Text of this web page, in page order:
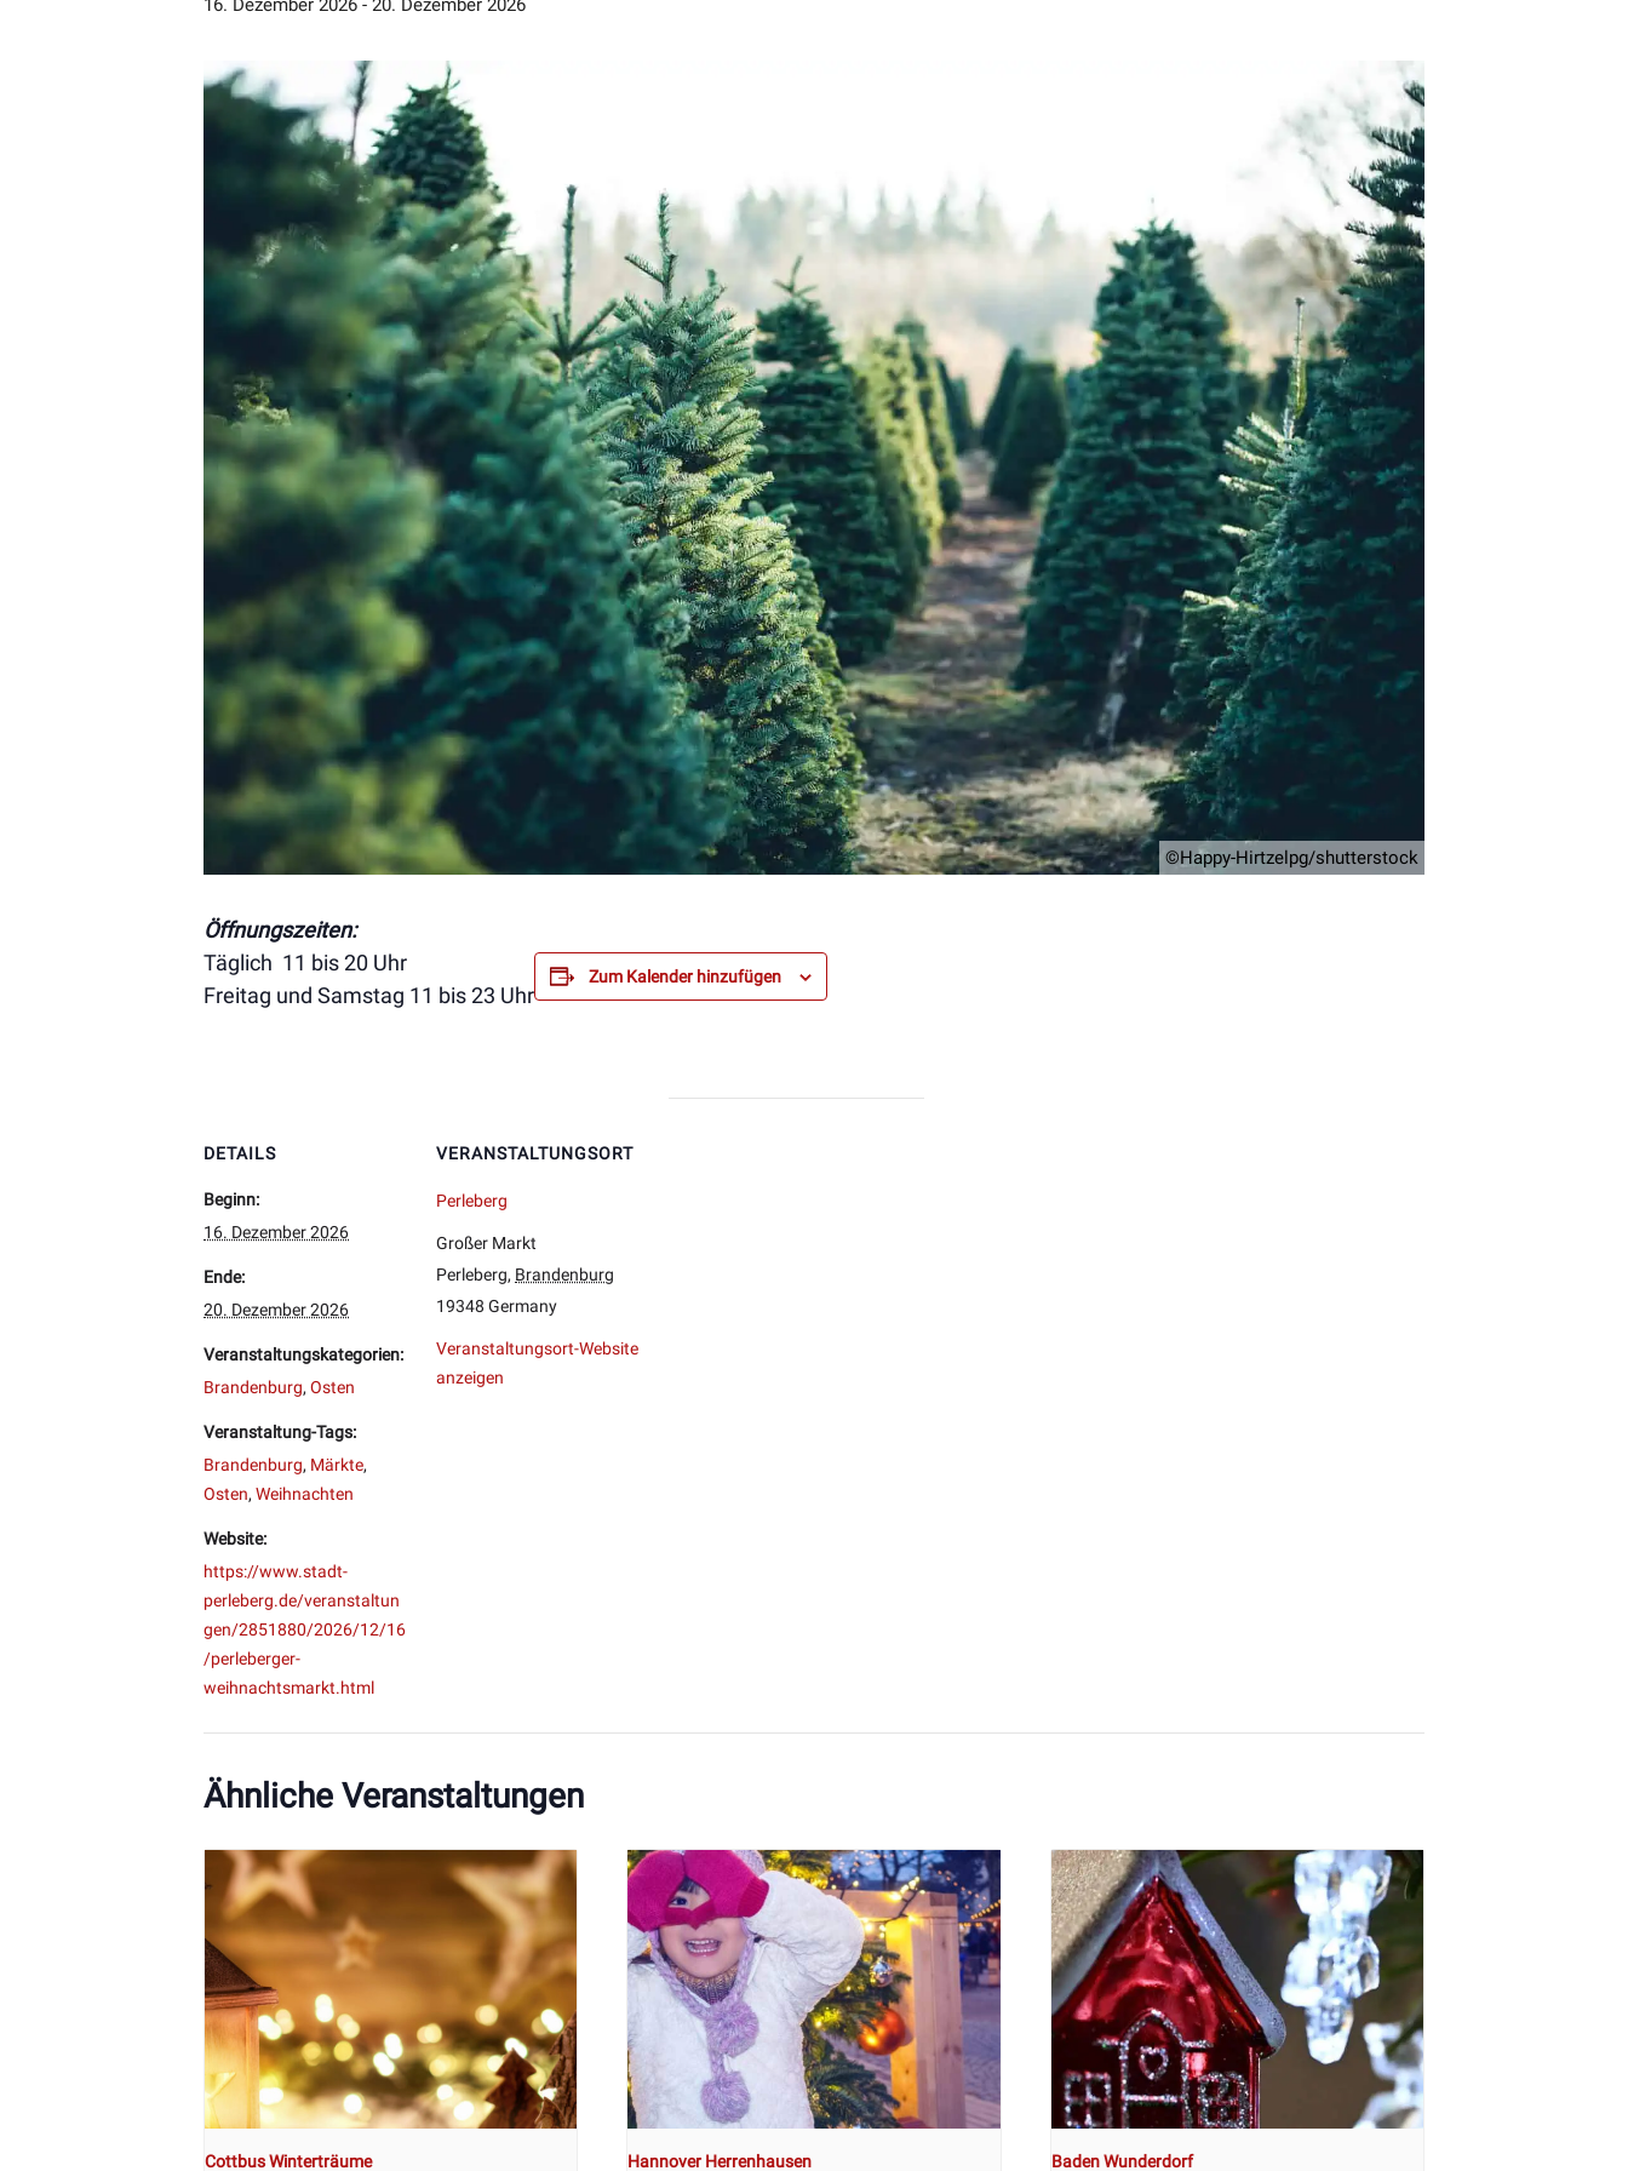
16. Dezember 2026 - 20. Dezember 2026
©Happy-Hirtzelpg/shutterstock
Öffnungszeiten:
Täglich 11 bis 20 Uhr
Freitag und Samstag 11 bis 23 Uhr
Zum Kalender hinzufügen
DETAILS
Beginn:
16. Dezember 2026
Ende:
20. Dezember 2026
Veranstaltungskategorien:
Brandenburg, Osten
Veranstaltung-Tags:
Brandenburg, Märkte,
Osten, Weihnachten
Website:
https://www.stadt-
perleberg.de/veranstaltun
gen/2851880/2026/12/16
/perleberger-
weihnachtsmarkt.html
VERANSTALTUNGSORT
Perleberg
Großer Markt
Perleberg, Brandenburg
19348 Germany
Veranstaltungsort-Website
anzeigen
Ähnliche Veranstaltungen
Cottbus Winterträume Hannover Herrenhausen Baden Wunderdorf